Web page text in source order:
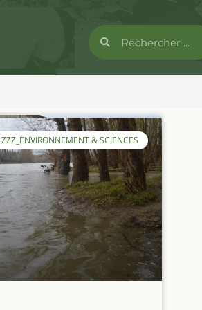
SOCIÉTÉ
ZZZ_ENVIRONNEMENT & SCIENCES